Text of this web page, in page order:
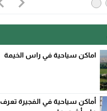
اماكن سياحية في راس الخيمة
أماكن سياحية في الفجيرة تعرف